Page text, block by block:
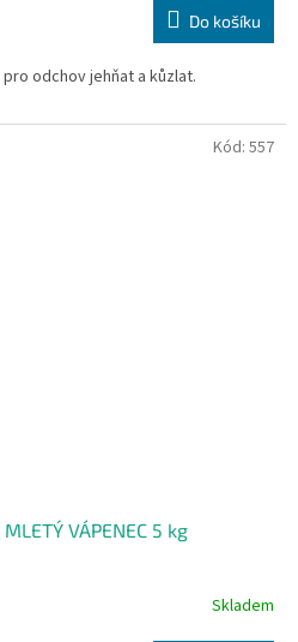
Do košíku
odchov jehňat a kůzlat.
VÁPENEC 5 kg
Skladem
Kód: 557